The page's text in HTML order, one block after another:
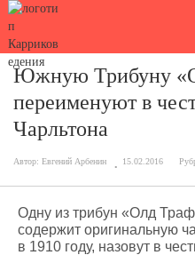
Южную Трибуну
переименуют в
Чарльтона
Автор: Евгений Арбенин 15.02.2016
Одну из трибун «Олд
содержит оригинальную
в 1910 году, назовут в